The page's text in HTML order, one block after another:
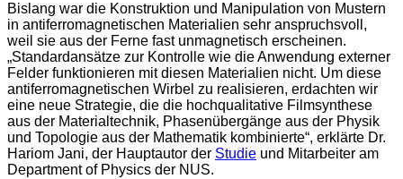
Bislang war die Konstruktion und Manipulation von Mustern
in antiferromagnetischen Materialien sehr anspruchsvoll,
weil sie aus der Ferne fast unmagnetisch erscheinen.
„Standardansätze zur Kontrolle wie die Anwendung externer
Felder funktionieren mit diesen Materialien nicht. Um diese
antiferromagnetischen Wirbel zu realisieren, erdachten wir
eine neue Strategie, die die hochqualitative Filmsynthese
aus der Materialtechnik, Phasenübergänge aus der Physik
und Topologie aus der Mathematik kombinierte“, erklärte Dr.
Hariom Jani, der Hauptautor der Studie und Mitarbeiter am
Department of Physics der NUS.